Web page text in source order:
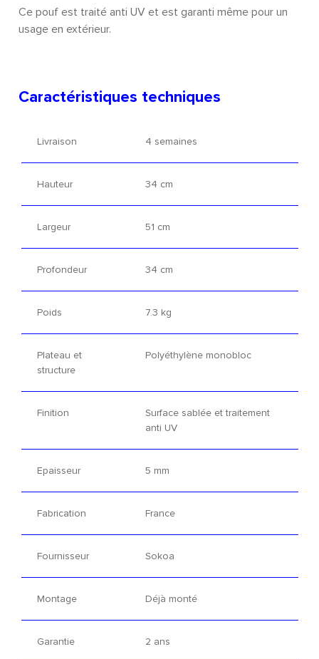
Ce pouf est traité anti UV et est garanti même pour un
usage en extérieur.
Caractéristiques techniques
Livraison 4 semaines
Hauteur 34 cm
Largeur 51 cm
Profondeur 34 cm
Poids 7.3 kg
Plateau et
structure
Polyéthylène monobloc
Finition
Surface sablée et traitement
anti UV
Epaisseur 5 mm
Fabrication France
Fournisseur Sokoa
Montage Déjà monté
Garantie 2 ans